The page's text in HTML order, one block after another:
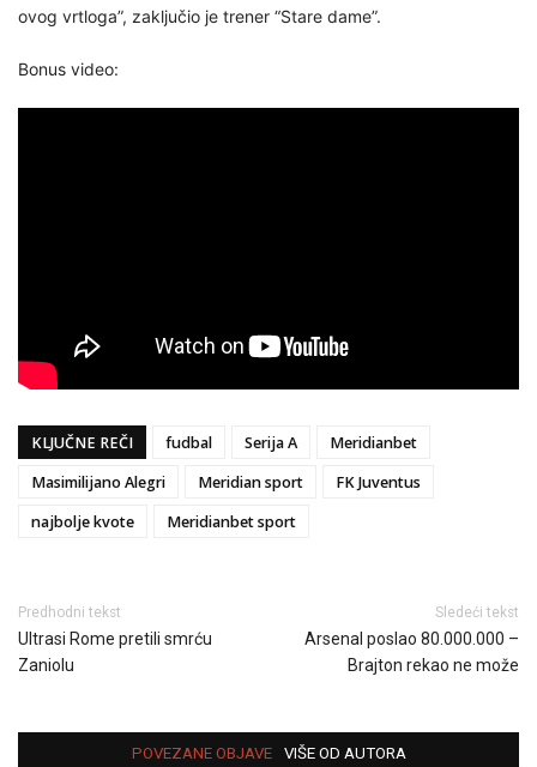
ovog vrtloga”, zaključio je trener “Stare dame”.
Bonus video:
KLJUČNE REČI fudbal Serija A
Meridianbet
Masimilijano Alegri
Meridian sport
FK Juventus
najbolje kvote
Meridianbet sport
Predhodni tekst
Ultrasi Rome pretili smrću
Zaniolu
Sledeći tekst
Arsenal poslao 80.000.000 –
Brajton rekao ne može
POVEZANE OBJAVE VIŠE OD AUTORA